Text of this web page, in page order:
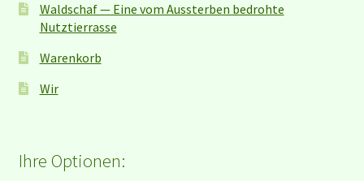
Waldschaf — Eine vom Aussterben bedrohte
Nutztierrasse
Warenkorb
Wir
Ihre Optionen: